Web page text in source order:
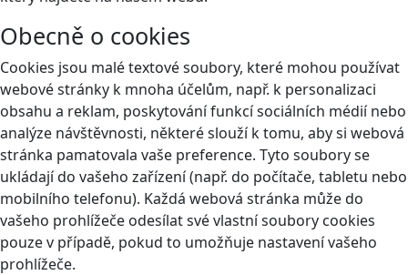
Obecně o cookies
Cookies jsou malé textové soubory, které mohou používat
webové stránky k mnoha účelům, např. k personalizaci
obsahu a reklam, poskytování funkcí sociálních médií nebo
analýze návštěvnosti, některé slouží k tomu, aby si webová
stránka pamatovala vaše preference. Tyto soubory se
ukládají do vašeho zařízení (např. do počítače, tabletu nebo
mobilního telefonu). Každá webová stránka může do
vašeho prohlížeče odesílat své vlastní soubory cookies
pouze v případě, pokud to umožňuje nastavení vašeho
prohlížeče.